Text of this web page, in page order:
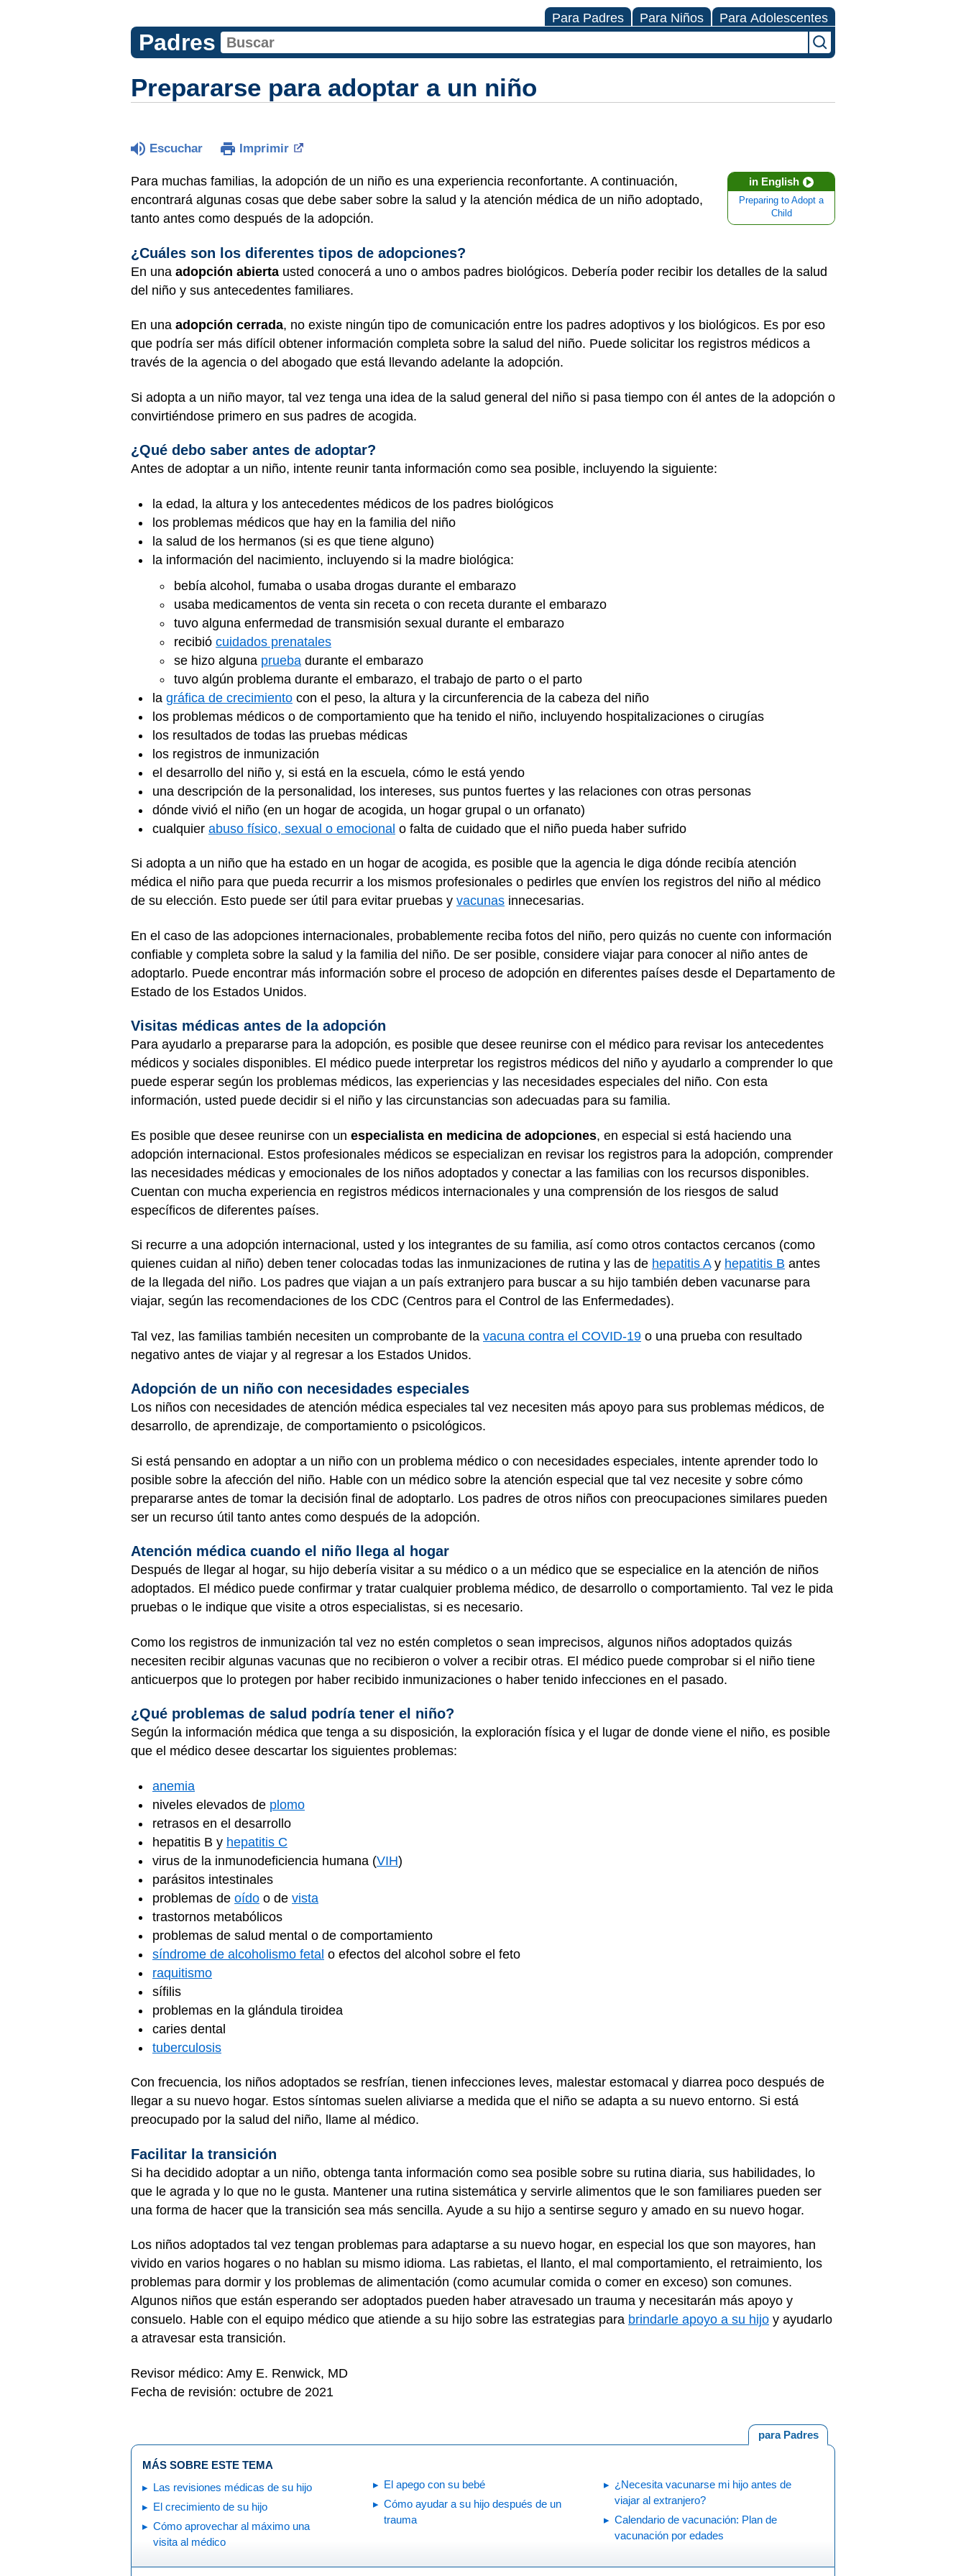
Para Padres Para Niños Para Adolescentes
Padres
Prepararse para adoptar a un niño
Escuchar Imprimir
in English
Preparing to Adopt a
Child
Para muchas familias, la adopción de un niño es una experiencia reconfortante. A continuación,
encontrará algunas cosas que debe saber sobre la salud y la atención médica de un niño adoptado,
tanto antes como después de la adopción.
¿Cuáles son los diferentes tipos de adopciones?
En una adopción abierta usted conocerá a uno o ambos padres biológicos. Debería poder recibir los detalles de la salud
del niño y sus antecedentes familiares.
En una adopción cerrada, no existe ningún tipo de comunicación entre los padres adoptivos y los biológicos. Es por eso
que podría ser más difícil obtener información completa sobre la salud del niño. Puede solicitar los registros médicos a
través de la agencia o del abogado que está llevando adelante la adopción.
Si adopta a un niño mayor, tal vez tenga una idea de la salud general del niño si pasa tiempo con él antes de la adopción o
convirtiéndose primero en sus padres de acogida.
¿Qué debo saber antes de adoptar?
Antes de adoptar a un niño, intente reunir tanta información como sea posible, incluyendo la siguiente:
la edad, la altura y los antecedentes médicos de los padres biológicos
los problemas médicos que hay en la familia del niño
la salud de los hermanos (si es que tiene alguno)
la información del nacimiento, incluyendo si la madre biológica:
bebía alcohol, fumaba o usaba drogas durante el embarazo
usaba medicamentos de venta sin receta o con receta durante el embarazo
tuvo alguna enfermedad de transmisión sexual durante el embarazo
recibió cuidados prenatales
se hizo alguna prueba durante el embarazo
tuvo algún problema durante el embarazo, el trabajo de parto o el parto
la gráfica de crecimiento con el peso, la altura y la circunferencia de la cabeza del niño
los problemas médicos o de comportamiento que ha tenido el niño, incluyendo hospitalizaciones o cirugías
los resultados de todas las pruebas médicas
los registros de inmunización
el desarrollo del niño y, si está en la escuela, cómo le está yendo
una descripción de la personalidad, los intereses, sus puntos fuertes y las relaciones con otras personas
dónde vivió el niño (en un hogar de acogida, un hogar grupal o un orfanato)
cualquier abuso físico, sexual o emocional o falta de cuidado que el niño pueda haber sufrido
Si adopta a un niño que ha estado en un hogar de acogida, es posible que la agencia le diga dónde recibía atención
médica el niño para que pueda recurrir a los mismos profesionales o pedirles que envíen los registros del niño al médico
de su elección. Esto puede ser útil para evitar pruebas y vacunas innecesarias.
En el caso de las adopciones internacionales, probablemente reciba fotos del niño, pero quizás no cuente con información
confiable y completa sobre la salud y la familia del niño. De ser posible, considere viajar para conocer al niño antes de
adoptarlo. Puede encontrar más información sobre el proceso de adopción en diferentes países desde el Departamento de
Estado de los Estados Unidos.
Visitas médicas antes de la adopción
Para ayudarlo a prepararse para la adopción, es posible que desee reunirse con el médico para revisar los antecedentes
médicos y sociales disponibles. El médico puede interpretar los registros médicos del niño y ayudarlo a comprender lo que
puede esperar según los problemas médicos, las experiencias y las necesidades especiales del niño. Con esta
información, usted puede decidir si el niño y las circunstancias son adecuadas para su familia.
Es posible que desee reunirse con un especialista en medicina de adopciones, en especial si está haciendo una
adopción internacional. Estos profesionales médicos se especializan en revisar los registros para la adopción, comprender
las necesidades médicas y emocionales de los niños adoptados y conectar a las familias con los recursos disponibles.
Cuentan con mucha experiencia en registros médicos internacionales y una comprensión de los riesgos de salud
específicos de diferentes países.
Si recurre a una adopción internacional, usted y los integrantes de su familia, así como otros contactos cercanos (como
quienes cuidan al niño) deben tener colocadas todas las inmunizaciones de rutina y las de hepatitis Ay hepatitis B antes
de la llegada del niño. Los padres que viajan a un país extranjero para buscar a su hijo también deben vacunarse para
viajar, según las recomendaciones de los CDC (Centros para el Control de las Enfermedades).
Tal vez, las familias también necesiten un comprobante de la vacuna contra el COVID-19 o una prueba con resultado
negativo antes de viajar y al regresar a los Estados Unidos.
Adopción de un niño con necesidades especiales
Los niños con necesidades de atención médica especiales tal vez necesiten más apoyo para sus problemas médicos, de
desarrollo, de aprendizaje, de comportamiento o psicológicos.
Si está pensando en adoptar a un niño con un problema médico o con necesidades especiales, intente aprender todo lo
posible sobre la afección del niño. Hable con un médico sobre la atención especial que tal vez necesite y sobre cómo
prepararse antes de tomar la decisión final de adoptarlo. Los padres de otros niños con preocupaciones similares pueden
ser un recurso útil tanto antes como después de la adopción.
Atención médica cuando el niño llega al hogar
Después de llegar al hogar, su hijo debería visitar a su médico o a un médico que se especialice en la atención de niños
adoptados. El médico puede confirmar y tratar cualquier problema médico, de desarrollo o comportamiento. Tal vez le pida
pruebas o le indique que visite a otros especialistas, si es necesario.
Como los registros de inmunización tal vez no estén completos o sean imprecisos, algunos niños adoptados quizás
necesiten recibir algunas vacunas que no recibieron o volver a recibir otras. El médico puede comprobar si el niño tiene
anticuerpos que lo protegen por haber recibido inmunizaciones o haber tenido infecciones en el pasado.
¿Qué problemas de salud podría tener el niño?
Según la información médica que tenga a su disposición, la exploración física y el lugar de donde viene el niño, es posible
que el médico desee descartar los siguientes problemas:
anemia
niveles elevados de plomo
retrasos en el desarrollo
hepatitis B y hepatitis C
virus de la inmunodeficiencia humana (VIH)
parásitos intestinales
problemas de oído o de vista
trastornos metabólicos
problemas de salud mental o de comportamiento
síndrome de alcoholismo fetal o efectos del alcohol sobre el feto
raquitismo
sífilis
problemas en la glándula tiroidea
caries dental
tuberculosis
Con frecuencia, los niños adoptados se resfrían, tienen infecciones leves, malestar estomacal y diarrea poco después de
llegar a su nuevo hogar. Estos síntomas suelen aliviarse a medida que el niño se adapta a su nuevo entorno. Si está
preocupado por la salud del niño, llame al médico.
Facilitar la transición
Si ha decidido adoptar a un niño, obtenga tanta información como sea posible sobre su rutina diaria, sus habilidades, lo
que le agrada y lo que no le gusta. Mantener una rutina sistemática y servirle alimentos que le son familiares pueden ser
una forma de hacer que la transición sea más sencilla. Ayude a su hijo a sentirse seguro y amado en su nuevo hogar.
Los niños adoptados tal vez tengan problemas para adaptarse a su nuevo hogar, en especial los que son mayores, han
vivido en varios hogares o no hablan su mismo idioma. Las rabietas, el llanto, el mal comportamiento, el retraimiento, los
problemas para dormir y los problemas de alimentación (como acumular comida o comer en exceso) son comunes.
Algunos niños que están esperando ser adoptados pueden haber atravesado un trauma y necesitarán más apoyo y
consuelo. Hable con el equipo médico que atiende a su hijo sobre las estrategias para brindarle apoyo a su hijo y ayudarlo
a atravesar esta transición.
Revisor médico: Amy E. Renwick, MD
Fecha de revisión: octubre de 2021
para Padres
MÁS SOBRE ESTE TEMA
Las revisiones médicas de su hijo
El crecimiento de su hijo
Cómo aprovechar al máximo una
visita al médico
El apego con su bebé
Cómo ayudar a su hijo después de un
trauma
¿Necesita vacunarse mi hijo antes de
viajar al extranjero?
Calendario de vacunación: Plan de
vacunación por edades